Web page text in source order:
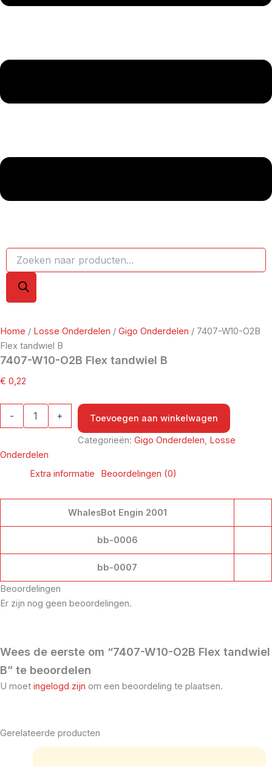
Home / Losse Onderdelen / Gigo Onderdelen / 7407-W10-O2B
Flex tandwiel B
7407-W10-O2B Flex tandwiel B
€ 0,22
- +
Toevoegen aan winkelwagen
Categorieën: Gigo Onderdelen, Losse
Onderdelen
Extra informatie
Beoordelingen (0)
WhalesBot Engin 2001
bb-0006
bb-0007
Beoordelingen
Er zijn nog geen beoordelingen.
Wees de eerste om “7407-W10-O2B Flex tandwiel
B” te beoordelen
U moet ingelogd zijn om een beoordeling te plaatsen.
Gerelateerde producten